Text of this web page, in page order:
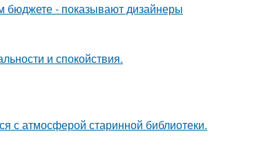
бюджете - показывают дизайнеры
и спокойствия.
с атмосферой старинной библиотеки.